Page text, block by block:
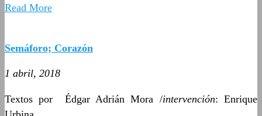
Read More
Semáforo; Corazón
1 abril, 2018
Textos por Édgar Adrián Mora /intervención: Enrique